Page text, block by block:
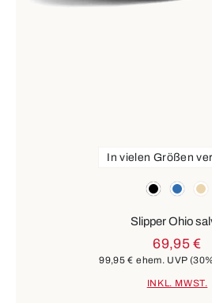
schwarz
blau
In vielen Größen
Slipper Ohio
69,95 €
99,95 € ehem. UVP
INKL. MWST.